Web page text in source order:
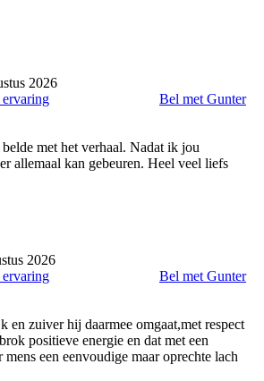
2026
ervaring
Bel met Gunter
met het verhaal. Nadat ik jou
allemaal kan gebeuren. Heel veel liefs
2026
ervaring
Bel met Gunter
zuiver hij daarmee omgaat,met respect
positieve energie en dat met een
een eenvoudige maar oprechte lach